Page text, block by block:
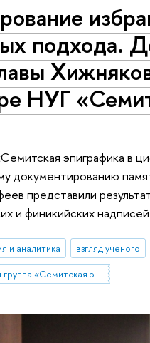
подхода.
НУГ
эпиграфика в
документированию
представили
и финикийских
и аналитика взгляд ученого
Научно-учебная группа «Семитская эпиграфика в цифровую эпоху»